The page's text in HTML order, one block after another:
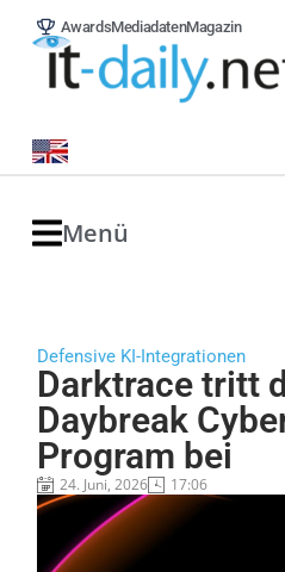
AwardsMediadatenMagazin
Menü
Defensive KI-Integrationen
Darktrace tritt
Daybreak
Program bei
24. Juni, 2026 17:06